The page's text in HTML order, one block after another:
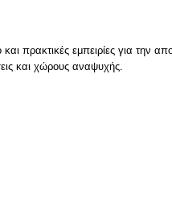
πρακτικές εμπειρίες για την
και χώρους αναψυχής.